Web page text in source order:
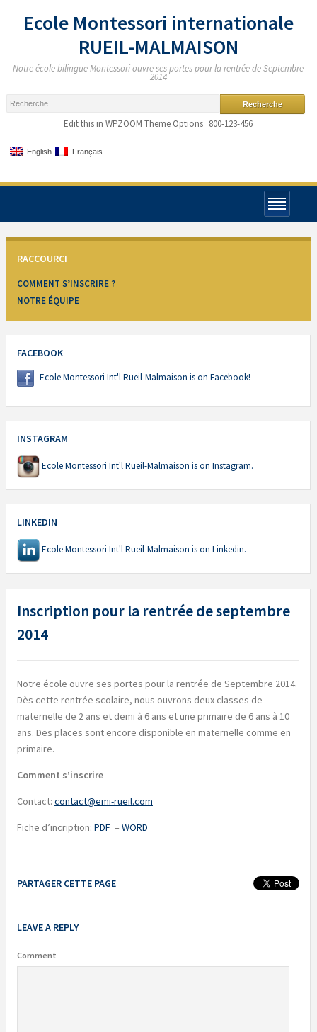
Ecole Montessori internationale
RUEIL-MALMAISON
Notre école bilingue Montessori ouvre ses portes pour la rentrée de Septembre
2014
Edit this in WPZOOM Theme Options 800-123-456
English Français
RACCOURCI
COMMENT S’INSCRIRE ?
NOTRE ÉQUIPE
FACEBOOK
Ecole Montessori Int'l Rueil-Malmaison is on Facebook!
INSTAGRAM
Ecole Montessori Int'l Rueil-Malmaison is on Instagram.
LINKEDIN
Ecole Montessori Int'l Rueil-Malmaison is on Linkedin.
Inscription pour la rentrée de septembre
2014
Notre école ouvre ses portes pour la rentrée de Septembre 2014.
Dès cette rentrée scolaire, nous ouvrons deux classes de
maternelle de 2 ans et demi à 6 ans et une primaire de 6 ans à 10
ans. Des places sont encore disponible en maternelle comme en
primaire.
Comment s’inscrire
Contact: contact@emi-rueil.com
Fiche d’incription: PDF– WORD
PARTAGER CETTE PAGE
LEAVE A REPLY
Comment